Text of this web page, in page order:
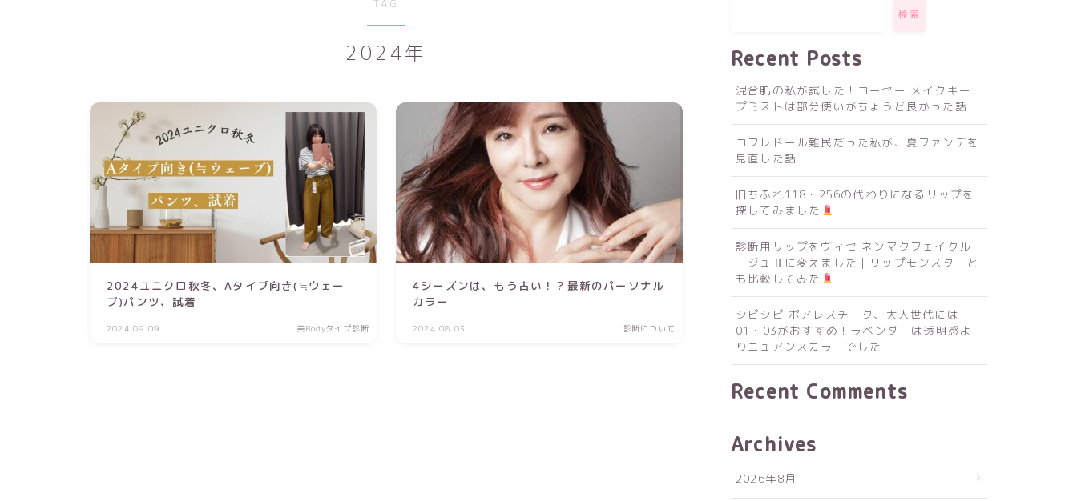
TAG
2024年
2024ユニクロ秋冬、Aタイプ向き(≒ウェー
ブ)パンツ、試着
2024.09.09 美Bodyタイプ診断
4シーズンは、もう古い！？最新のパーソナル
カラー
2024.08.03 診断について
検索
Recent Posts
混合肌の私が試した！コーセー メイクキー
プミストは部分使いがちょうど良かった話
コフレドール難民だった私が、夏ファンデを
見直した話
旧ちふれ118・256の代わりになるリップを
探してみました
診断用リップをヴィセ ネンマクフェイクル
ージュⅡに変えました｜リップモンスターと
も比較してみた
シピシピ ポアレスチーク、大人世代には
01・03がおすすめ！ラベンダーは透明感よ
りニュアンスカラーでした
Recent Comments
Archives
2026年8月